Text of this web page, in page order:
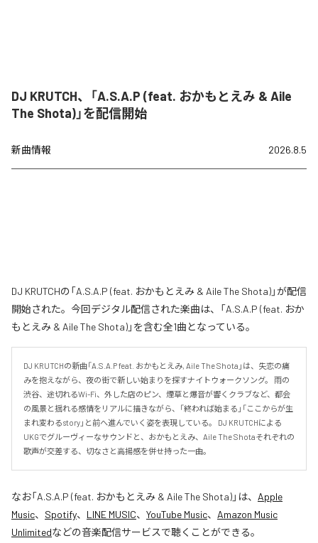
DJ KRUTCH、「A.S.A.P (feat. おかもとえみ & Aile
The Shota)」を配信開始
新曲情報 2026.8.5
DJ KRUTCHの「A.S.A.P (feat. おかもとえみ & Aile The Shota)」が配信
開始された。今回デジタル配信された楽曲は、「A.S.A.P (feat. おか
もとえみ & Aile The Shota)」を含む全1曲となっている。
DJ KRUTCHの新曲「A.S.A.P feat. おかもとえみ, Aile The Shota」は、失恋の痛
みを抱えながら、夜の街で新しい始まりを探すナイトウォークソング。 雨の
渋谷、途切れるWi-Fi、外した店のピン、煙草と爆音が響くクラブなど、都会
の風景と揺れる感情をリアルに描きながら、「終われば始まる」「ここからが生
まれ変わるstory」と前へ進んでいく姿を表現している。 DJ KRUTCHによる
UKGでグルーヴィーなサウンドと、おかもとえみ、Aile The Shotaそれぞれの
歌声が交差する、切なさと高揚感を併せ持った一曲。
なお「A.S.A.P (feat. おかもとえみ & Aile The Shota)」は、 Apple
Music、 Spotify、 LINE MUSIC、 YouTube Music、 Amazon Music
Unlimitedなどの音楽配信サービスで聴くことができる。